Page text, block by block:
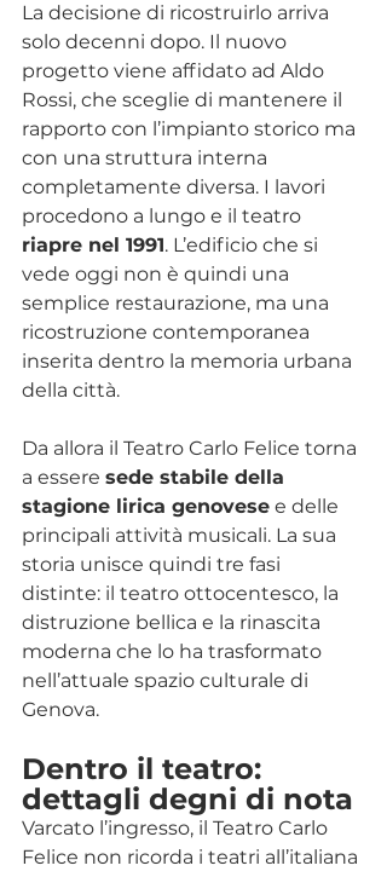
La decisione di ricostruirlo arriva
solo decenni dopo. Il nuovo
progetto viene affidato ad Aldo
Rossi, che sceglie di mantenere il
rapporto con l’impianto storico ma
con una struttura interna
completamente diversa. I lavori
procedono a lungo e il teatro
riapre nel 1991. L’edificio che si
vede oggi non è quindi una
semplice restaurazione, ma una
ricostruzione contemporanea
inserita dentro la memoria urbana
della città.
Da allora il Teatro Carlo Felice torna
a essere sede stabile della
stagione lirica genovese e delle
principali attività musicali. La sua
storia unisce quindi tre fasi
distinte: il teatro ottocentesco, la
distruzione bellica e la rinascita
moderna che lo ha trasformato
nell’attuale spazio culturale di
Genova.
Dentro il teatro:
dettagli degni di nota
Varcato l’ingresso, il Teatro Carlo
Felice non ricorda i teatri all’italiana